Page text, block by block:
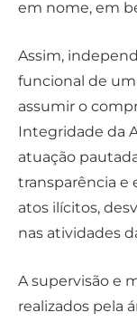
em nome, em
Assim,
funcional de
assumir o
Integridade da
atuação
transparência e
atos ilícitos,
nas atividades
A supervisão e
realizados pela